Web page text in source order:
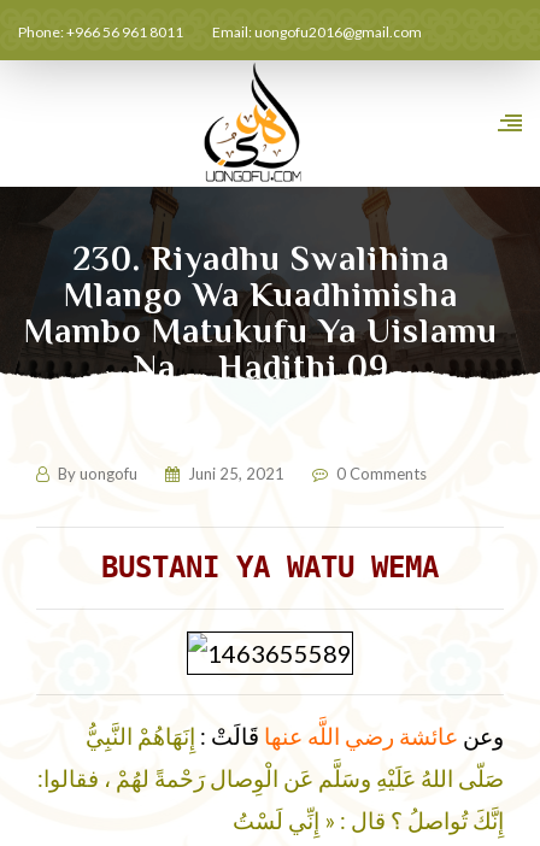
Phone: +966 56 961 8011 Email:uongofu2016@gmail.com
230. Riyadhu Swalihina
Mlango Wa Kuadhimisha
Mambo Matukufu Ya Uislamu
Na … Hadithi 09
Byuongofu Juni 25, 2021 0 Comments
BUSTANI YA WATU WEMA
وعن عائشة رضي اللَّه عنها قَالَتْ : إِنَهَاهُمْ النَّبِيُّ
صَلّى اللهُ عَلَيْهِ وسَلَّم عَن الْوِصال رَحْمةً لهُمْ ، فقالوا:
إِنَّكَ تُواصلُ ؟ قال : « إِنِّي لَسْتُ